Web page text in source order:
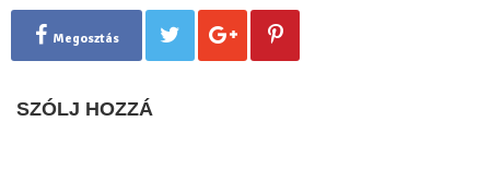
Megosztás
SZÓLJ HOZZÁ